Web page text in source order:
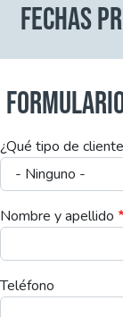
FECHAS
¿Qué tipo de
Nombre y apellido
Teléfono